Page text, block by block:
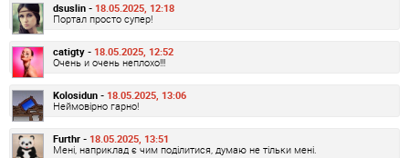
dsuslin - 18.05.2025, 12:18
Портал просто супер!
catigty - 18.05.2025, 12:52
Очень и очень неплохо!!!
Kolosidun - 18.05.2025, 13:06
Неймовірно гарно!
Furthr - 18.05.2025, 13:51
Мені, наприклад є чим поділитися, думаю не тільки мені.